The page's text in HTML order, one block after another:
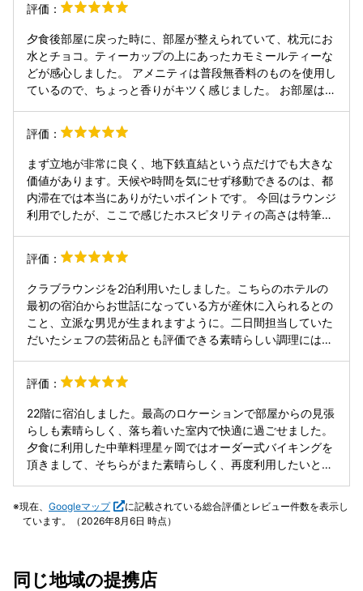
が飲めた事です。 後、朝食時に一度席を立ったのですが、受
付のメガネを掛けた女性の方がすでに私の顔と名前を覚えて
くださっていたのには驚き、嬉しかったです。 フィットネス
利用はリラックスルームなど使えないのは残念でした。 マシ
ーンは豊富で最新のものです。
評価：
夕食後部屋に戻った時に、部屋が整えられていて、枕元にお
水とチョコ。ティーカップの上にあったカモミールティーな
どが感心しました。 アメニティは普段無香料のものを使用し
ているので、ちょっと香りがキツく感じました。 お部屋は文
アウト時間が12時なの慌ただしくなくて嬉しかったです。
評価：
まず立地が非常に良く、地下鉄直結という点だけでも大きな
価値があります。天候や時間を気にせず移動できるのは、都
内滞在では本当にありがたいポイントです。 今回はラウンジ
利用でしたが、ここで感じたホスピタリティの高さは特筆す
してきましたが、それらと比べても、こちらは一段階上の
「丁寧さ」と「おもてなし感」があり、非常に満足度が高か
ったです。過剰ではなく、しかし常に目が行き届いている、
そのバランスが絶妙でした。 客室についても申し分なく、設
備・清潔感ともに高水準で、景色も素晴らしいです。同価格
帯の外資系ホテルに泊まるより、総合的な満足度はこちらの
方が高いと感じました。 利用客も日本人が多く、館内はとて
る方には、心からおすすめできるホテルだと思います。
評価：
クラブラウンジを2泊利用いたしました。こちらのホテルの
最初の宿泊からお世話になっている方が産休に入られるとの
こと、立派な男児が生まれますように。二日間担当していた
だいたシェフの芸術品とも評価できる素晴らしい調理には感
仕事をされているのを見て、今後のより一層の活躍が楽しみ
となりました。また朝食を2回ともクラブラウンジでいただ
きましたが、大変落ち着いた雰囲気でゆっくり食事をするこ
とができ、ラウンジスタッフの素晴らしいサービスもあり、
満足いたしました。前回の宿泊の時もクラブラウンジで朝食
をいただきましたが、我々にとってはオリガミでの朝食より
クラブラウンジでの食事があっているようです。さらに総支
拝見して、嬉しく思いました。クラブラウンジの皆様方には
これからもよろしくお願いいたします
評価：
22階に宿泊しました。最高のロケーションで部屋からの見張
らしも素晴らしく、落ち着いた室内で快適に過ごせました。
夕食に利用した中華料理星ヶ岡ではオーダー式バイキングを
頂きまして、そちらがまた素晴らしく、再度利用したいと思
現在、 Googleマップ
に記載されている総合評価とレビュー件数を表示し
ています。（2026年8月6日 時点）
同じ地域の提携店